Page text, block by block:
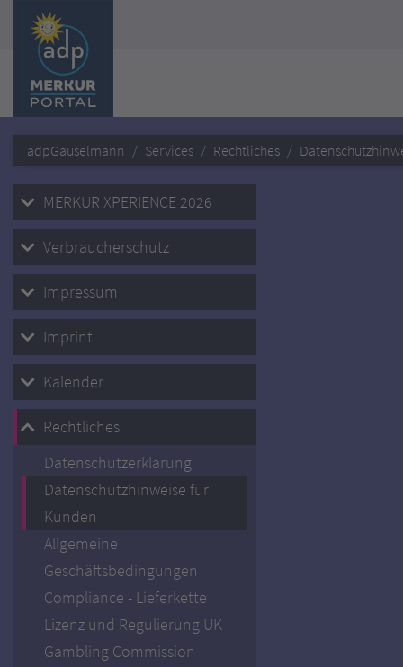
adpGauselmann Services Rechtliches
MERKUR XPERIENCE 2026
Verbraucherschutz
Impressum
Imprint
Kalender
Rechtliches
Datenschutzerklärung
Datenschutzhinweise für
Kunden
Allgemeine
Geschäftsbedingungen
Compliance - Lieferkette
Lizenz und Regulierung UK
Gambling Commission